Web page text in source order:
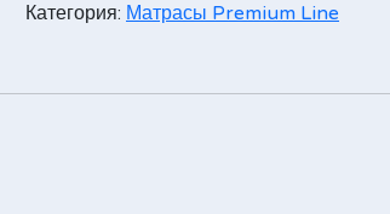
Категория: Матрасы Premium Line